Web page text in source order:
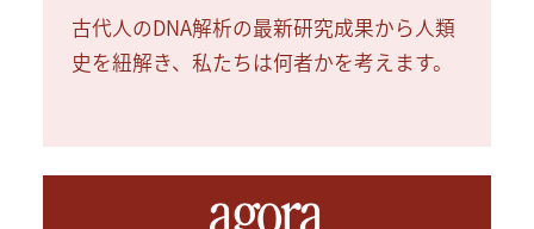
古代人のDNA解析の最新研究成果から人類
史を紐解き、私たちは何者かを考えます。